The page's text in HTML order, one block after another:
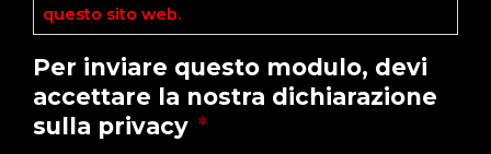
questo sito web.
Per inviare questo modulo, devi
accettare la nostra dichiarazione
sulla privacy *